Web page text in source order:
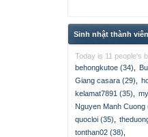
Sinh nhật thành viên
Today is 11 people's
behongkutoe (34)
Giang casara (29)
kelamat7891 (35)
Nguyen Manh Cuong
quocloi (35)
tonthan02 (38)